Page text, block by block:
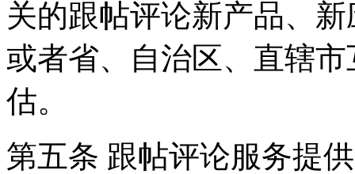
关的跟帖评论新产品、
或者省、自治区、直辖
估。
第五条 跟帖评论服务提